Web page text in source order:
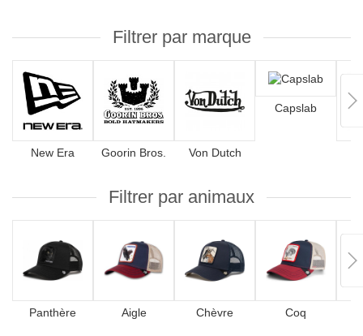
Filtrer par marque
New Era Goorin Bros. Von Dutch
Capslab
Filtrer par animaux
Panthère Aigle Chèvre Coq